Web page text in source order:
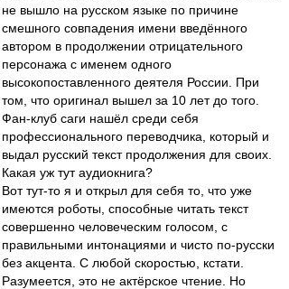
не вышло на русском языке по причине
смешного совпадения имени введённого
автором в продолжении отрицательного
персонажа с именем одного
высокопоставленного деятеля России. При
том, что оригинал вышел за 10 лет до того.
Фан-клуб саги нашёл среди себя
профессионального переводчика, который и
выдал русский текст продолжения для своих.
Какая уж тут аудиокнига?
Вот тут-то я и открыл для себя то, что уже
имеются роботы, способные читать текст
совершенно человеческим голосом, с
правильными интонациями и чисто по-русски
без акцента. С любой скоростью, кстати.
Разумеется, это не актёрское чтение. Но